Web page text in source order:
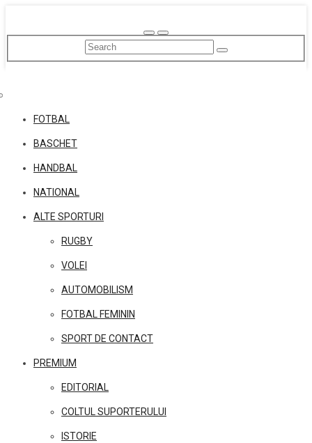
content
FOTBAL
BASCHET
HANDBAL
NATIONAL
ALTE SPORTURI
RUGBY
VOLEI
AUTOMOBILISM
FOTBAL FEMININ
SPORT DE CONTACT
PREMIUM
EDITORIAL
COLTUL SUPORTERULUI
ISTORIE